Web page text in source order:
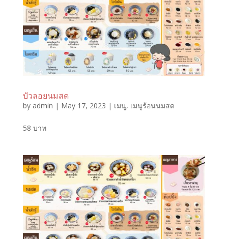
บัวลอยนมสด
by admin | May 17, 2023 | เมนู, เมนูร้อนนมสด
58 บาท